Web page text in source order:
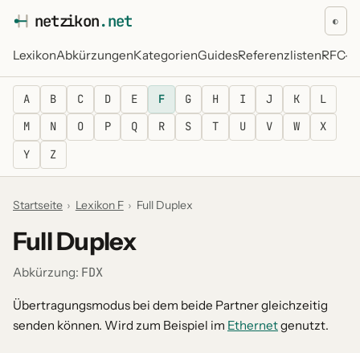
netzikon.net
LexikonAbkürzungenKategorienGuidesReferenzlistenRFC-
◐
A B C D E F G H I J K
L
M
N O P Q R S T U V W
X
Y
Z
Startseite › Lexikon F › Full Duplex
Full Duplex
Abkürzung: FDX
Übertragungsmodus bei dem beide Partner gleichzeitig
senden können. Wird zum Beispiel im Ethernetgenutzt.